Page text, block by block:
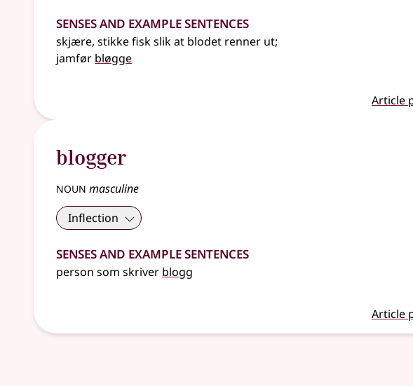
Senses and Example Sentences
skjære, stikke fisk slik at blodet renner ut;
jamfør bløgge
Article
blogger
noun masculine
Inflection
Senses and Example Sentences
person som skriver blogg
Article